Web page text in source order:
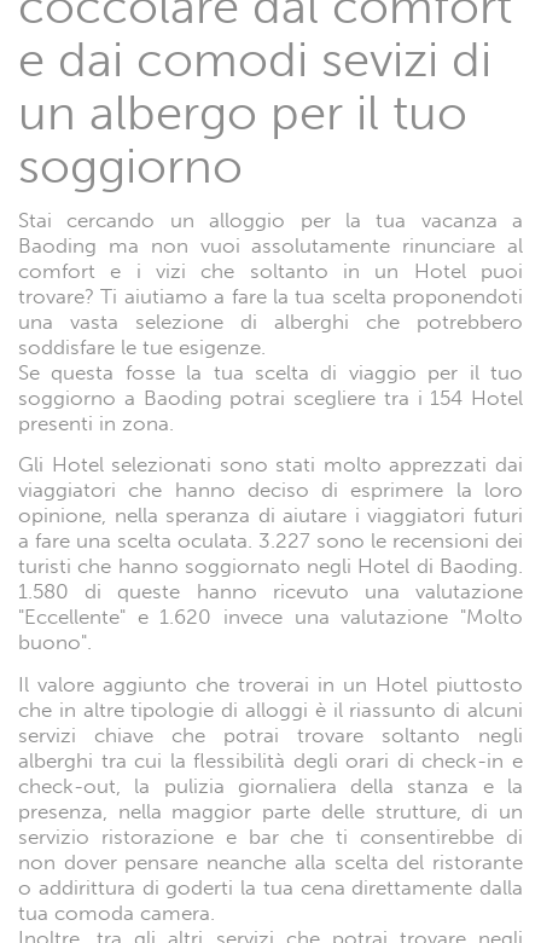
e dai comodi sevizi di
un albergo per il tuo
soggiorno
Stai cercando un alloggio per la tua vacanza a
Baoding ma non vuoi assolutamente rinunciare al
comfort e i vizi che soltanto in un Hotel puoi
trovare? Ti aiutiamo a fare la tua scelta proponendoti
una vasta selezione di alberghi che potrebbero
soddisfare le tue esigenze.
Se questa fosse la tua scelta di viaggio per il tuo
soggiorno a Baoding potrai scegliere tra i 154 Hotel
presenti in zona.
Gli Hotel selezionati sono stati molto apprezzati dai
viaggiatori che hanno deciso di esprimere la loro
opinione, nella speranza di aiutare i viaggiatori futuri
a fare una scelta oculata. 3.227 sono le recensioni dei
turisti che hanno soggiornato negli Hotel di Baoding.
1.580 di queste hanno ricevuto una valutazione
"Eccellente" e 1.620 invece una valutazione "Molto
buono".
Il valore aggiunto che troverai in un Hotel piuttosto
che in altre tipologie di alloggi è il riassunto di alcuni
servizi chiave che potrai trovare soltanto negli
alberghi tra cui la flessibilità degli orari di check-in e
check-out, la pulizia giornaliera della stanza e la
presenza, nella maggior parte delle strutture, di un
servizio ristorazione e bar che ti consentirebbe di
non dover pensare neanche alla scelta del ristorante
o addirittura di goderti la tua cena direttamente dalla
tua comoda camera.